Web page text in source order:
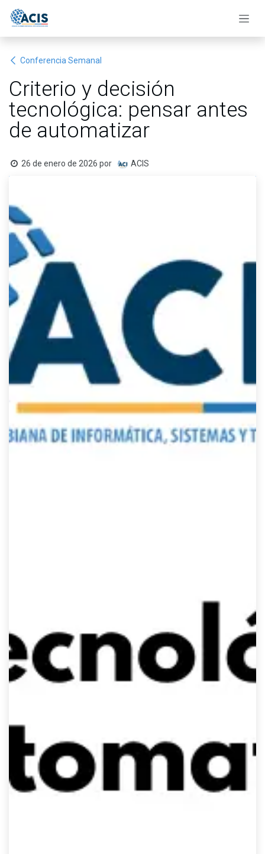
Conferencia Semanal
Criterio y decisión
tecnológica: pensar antes
de automatizar
26 de enero de 2026 por ACIS